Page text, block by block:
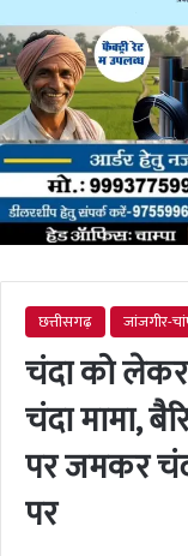
छत्तीसगढ़ जांजगीर-
चंदा को
चंदा मामा,
पर जमकर
पर